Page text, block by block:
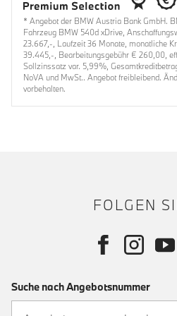
* Angebot der BMW Austria Bank GmbH.
Fahrzeug BMW 540d xDrive,
23.667,-, Laufzeit 36 Monate, monatliche
39.445,-, Bearbeitungsgebühr € 260,00,
Sollzinssatz var. 5,99%,
NoVA und MwSt.. Angebot freibleibend.
vorbehalten.
FOLGEN
Suche nach Angebotsnummer